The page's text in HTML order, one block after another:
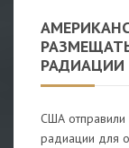
РАДИАЦИИ
США отправили
радиации для